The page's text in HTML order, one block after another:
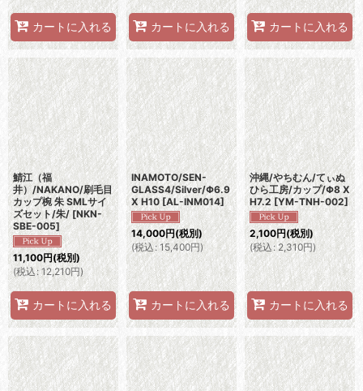
カートに入れる カートに入れる カートに入れる
鯖江（福
井）/NAKANO/刷毛目
カップ椀 朱 SMLサイ
ズセット/朱/ [NKN-
SBE-005]
11,100円(税別)
(税込: 12,210円)
カートに入れる
INAMOTO/SEN-
GLASS4/Silver/Φ6.9
X H10 [AL-INM014]
14,000円(税別)
(税込: 15,400円)
カートに入れる
沖縄/やちむん/てぃぬ
ひら工房/カップ/Φ8 X
H7.2 [YM-TNH-002]
2,100円(税別)
(税込: 2,310円)
カートに入れる